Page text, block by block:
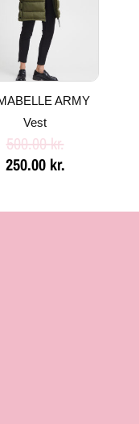
ARMY
Vest
500.00kr.
250.00 kr.